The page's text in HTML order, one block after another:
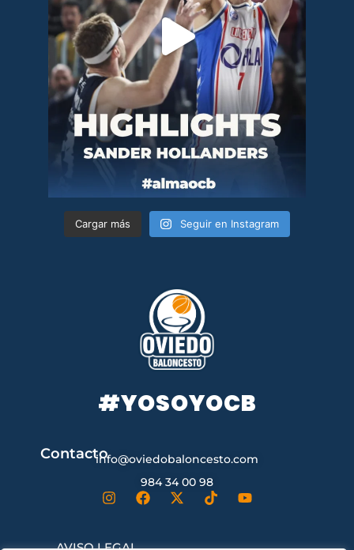
Cargar más Seguir en Instagram
#YOSOYOCB
Contactoinfo@oviedobaloncesto.com
984 34 00 98